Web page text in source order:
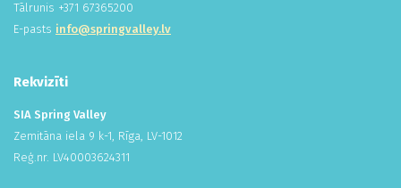
Tālrunis +371 67365200
E-pasts info@springvalley.lv
Rekvizīti
SIA Spring Valley
Zemitāna iela 9 k-1, Rīga, LV-1012
Reģ.nr. LV40003624311